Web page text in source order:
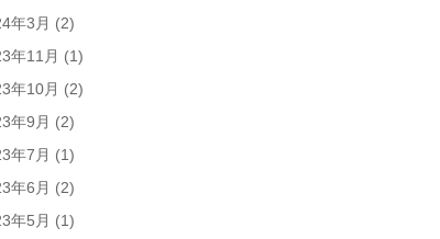
年3月 (2)
年11月 (1)
年10月 (2)
年9月 (2)
年7月 (1)
年6月 (2)
年5月 (1)